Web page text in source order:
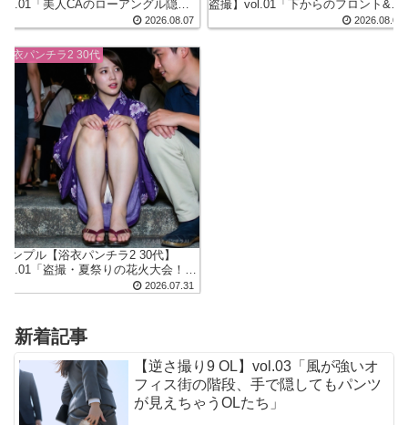
「美人CAのローアングル隠し
2026.08.07
盗撮】vol.01「下からのフロント&背
後から撮られてしまった婦警さん」
2026.08.07
浴衣パンチラ2 30代
ンプル【浴衣パンチラ2 30代】
「盗撮・夏祭りの花火大会！座
た浴衣の隙間から見えちゃったパ
2026.07.31
新着記事
【逆さ撮り9 OL】vol.03「風が強いオ
フィス街の階段、手で隠してもパンツ
が見えちゃうOLたち」